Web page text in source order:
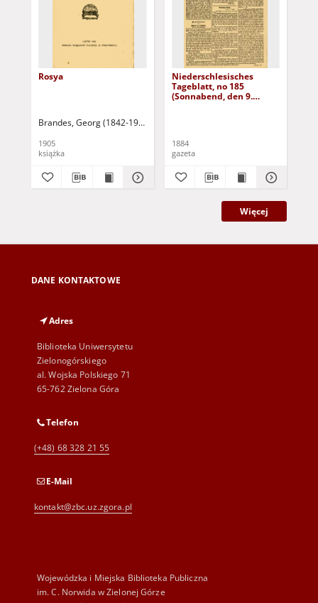
Rosya
Brandes, Georg (1842-1927)
1905
książka
Niederschlesisches
Tageblatt, no 185
(Sonnabend, den 9.
1884
gazeta
Więcej
DANE KONTAKTOWE
Adres
Biblioteka Uniwersytetu
Zielonogórskiego
al. Wojska Polskiego 71
65-762 Zielona Góra
Telefon
(+48) 68 328 21 55
E-Mail
kontakt@zbc.uz.zgora.pl
Wojewódzka i Miejska Biblioteka Publiczna
im. C. Norwida w Zielonej Górze